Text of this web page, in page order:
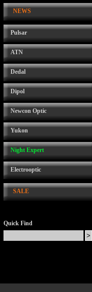
NEWS
Pulsar
ATN
Dedal
Dipol
Newcon Optic
Yukon
Night Expert
Electrooptic
SALE
Quick Find